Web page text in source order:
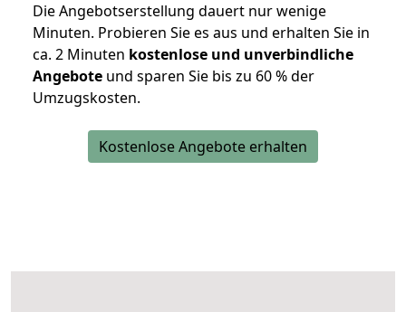
Die Angebotserstellung dauert nur wenige
Minuten. Probieren Sie es aus und erhalten Sie in
ca. 2 Minuten kostenlose und unverbindliche
Angebote und sparen Sie bis zu 60 % der
Umzugskosten.
Kostenlose Angebote erhalten